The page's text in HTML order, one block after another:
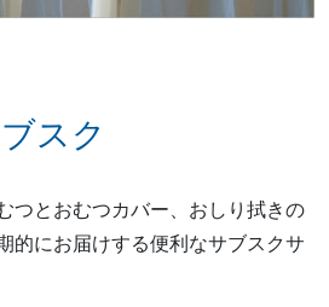
スク
つとおむつカバー、おしり拭きの
的にお届けする便利なサブスクサ